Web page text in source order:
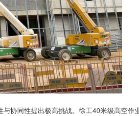
协同性提出极高挑战。徐工40米级高空作